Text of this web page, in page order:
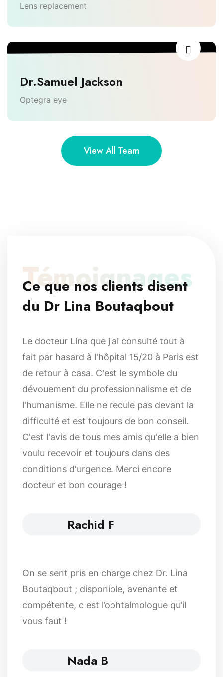
Lens replacement
Dr.Samuel Jackson
Optegra eye
View All Team
Témoignages
Ce que nos clients disent
du Dr Lina Boutaqbout
Le docteur Lina que j'ai consulté tout à
fait par hasard à l'hôpital 15/20 à Paris est
de retour à casa. C'est le symbole du
dévouement du professionnalisme et de
l'humanisme. Elle ne recule pas devant la
difficulté et est toujours de bon conseil.
C'est l'avis de tous mes amis qu'elle a bien
voulu recevoir et toujours dans des
conditions d'urgence. Merci encore
docteur et bon courage !
Rachid F
On se sent pris en charge chez Dr. Lina
Boutaqbout ; disponible, avenante et
compétente, c est l’ophtalmologue qu’il
vous faut !
Nada B